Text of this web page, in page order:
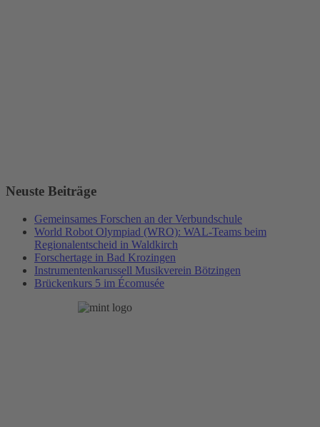
Neuste Beiträge
Gemeinsames Forschen an der Verbundschule
World Robot Olympiad (WRO): WAL-Teams beim
Regionalentscheid in Waldkirch
Forschertage in Bad Krozingen
Instrumentenkarussell Musikverein Bötzingen
Brückenkurs 5 im Écomusée